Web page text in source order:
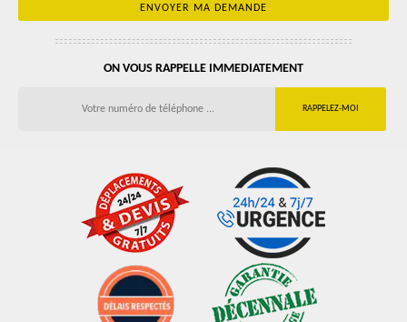
ON VOUS RAPPELLE IMMEDIATEMENT